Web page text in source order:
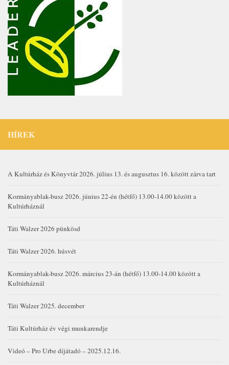
HÍREK
A Kultúrház és Könyvtár 2026. július 13. és augusztus 16. között zárva tart
Kormányablak-busz 2026. június 22-én (hétfő) 13.00-14.00 között a
Kultúrháznál
Táti Walzer 2026 pünkösd
Táti Walzer 2026. húsvét
Kormányablak-busz 2026. március 23-án (hétfő) 13.00-14.00 között a
Kultúrháznál
Táti Walzer 2025. december
Táti Kultúrház év végi munkarendje
Videó – Pro Urbe díjátadó – 2025.12.16.